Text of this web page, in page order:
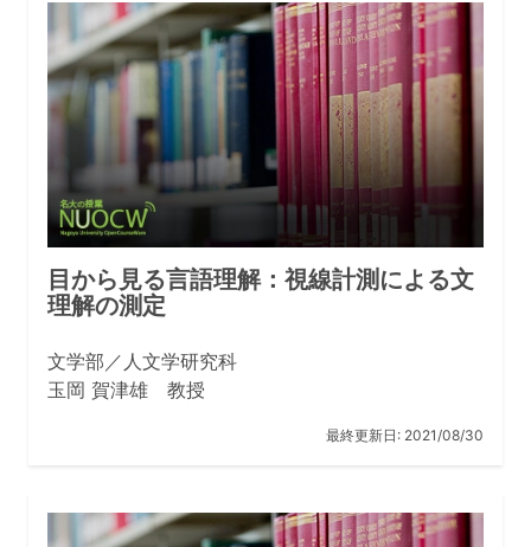
目から見る言語理解：視線計測による文
理解の測定
文学部／人文学研究科
玉岡 賀津雄 教授
最終更新日: 2021/08/30